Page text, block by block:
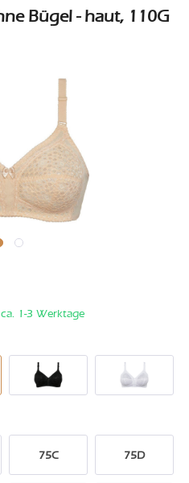
Bügel - haut, 110G
1-3 Werktage
75C 75D